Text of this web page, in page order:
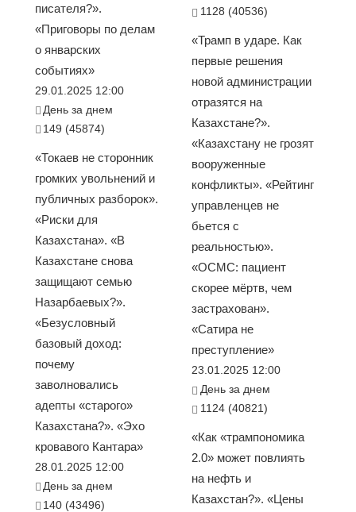
писателя?».
«Приговоры по делам
о январских
событиях»
29.01.2025 12:00
День за днем
149 (45874)
«Токаев не сторонник
громких увольнений и
публичных разборок».
«Риски для
Казахстана». «В
Казахстане снова
защищают семью
Назарбаевых?».
«Безусловный
базовый доход:
почему
заволновались
адепты «старого»
Казахстана?». «Эхо
кровавого Кантара»
28.01.2025 12:00
День за днем
140 (43496)
1128 (40536)
«Трамп в ударе. Как
первые решения
новой администрации
отразятся на
Казахстане?».
«Казахстану не грозят
вооруженные
конфликты». «Рейтинг
управленцев не
бьется с
реальностью».
«ОСМС: пациент
скорее мёртв, чем
застрахован».
«Сатира не
преступление»
23.01.2025 12:00
День за днем
1124 (40821)
«Как «трампономика
2.0» может повлиять
на нефть и
Казахстан?». «Цены